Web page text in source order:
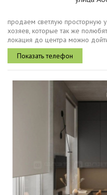
продаем светлую просторную
хозяев, которые так же
локация до центра можно
цветы, сквер стамбул, чаша и
современные...